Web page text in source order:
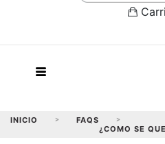
INICIO > FAQS >
¿COMO SE